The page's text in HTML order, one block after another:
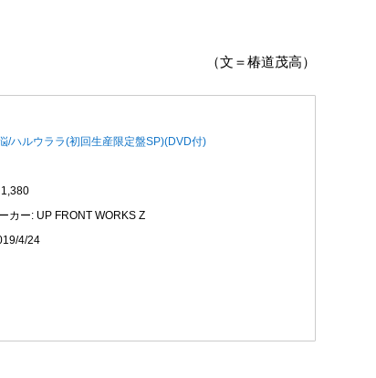
（文＝椿道茂高）
/ハルウララ(初回生産限定盤SP)(DVD付)
カー: UP FRONT WORKS Z
4/24